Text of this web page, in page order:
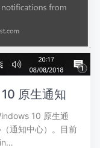
原生通知
10 原生通
通知中心）。目前